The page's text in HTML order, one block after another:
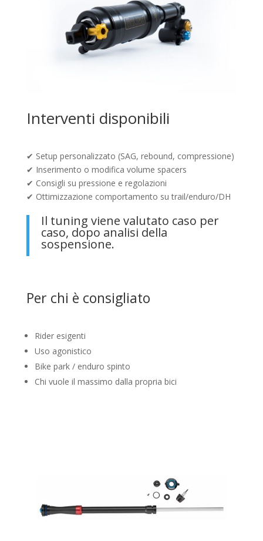
Interventi disponibili
✔ Setup personalizzato (SAG, rebound, compressione)
✔ Inserimento o modifica volume spacers
✔ Consigli su pressione e regolazioni
✔ Ottimizzazione comportamento su trail/enduro/DH
Il tuning viene valutato caso per
caso, dopo analisi della
sospensione.
Per chi è consigliato
Rider esigenti
Uso agonistico
Bike park / enduro spinto
Chi vuole il massimo dalla propria bici